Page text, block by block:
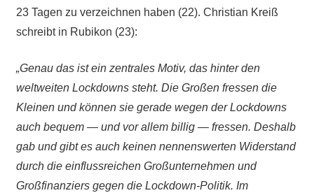
23 Tagen zu verzeichnen haben (22). Christian Kreiß
schreibt in Rubikon (23):
„Genau das ist ein zentrales Motiv, das hinter den
weltweiten Lockdowns steht. Die Großen fressen die
Kleinen und können sie gerade wegen der Lockdowns
auch bequem — und vor allem billig — fressen. Deshalb
gab und gibt es auch keinen nennenswerten Widerstand
durch die einflussreichen Großunternehmen und
Großfinanziers gegen die Lockdown-Politik. Im